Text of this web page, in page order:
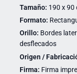
Tamaño: 190 x 90
Formato:
Orillo: Bordes
desflecados
Origen /
Firma: Firma